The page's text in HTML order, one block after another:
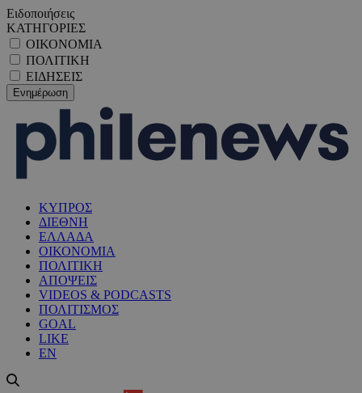
Ειδοποιήσεις
ΚΑΤΗΓΟΡΙΕΣ
ΟΙΚΟΝΟΜΙΑ
ΠΟΛΙΤΙΚΗ
ΕΙΔΗΣΕΙΣ
ΚΥΠΡΟΣ
ΔΙΕΘΝΗ
ΕΛΛΑΔΑ
ΟΙΚΟΝΟΜΙΑ
ΠΟΛΙΤΙΚΗ
ΑΠΟΨΕΙΣ
VIDEOS & PODCASTS
ΠΟΛΙΤΙΣΜΟΣ
GOAL
LIKE
EN